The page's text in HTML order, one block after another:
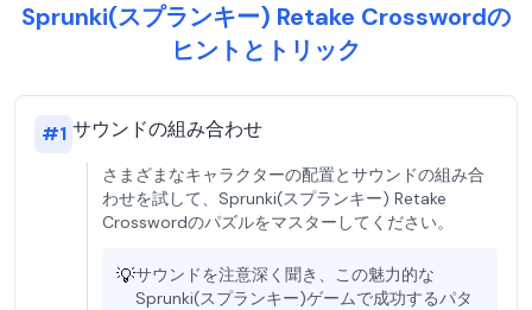
Sprunki(スプランキー) Retake Crosswordの
ヒントとトリック
#1 サウンドの組み合わせ
さまざまなキャラクターの配置とサウンドの組み合
わせを試して、Sprunki(スプランキー) Retake
Crosswordのパズルをマスターしてください。
💡サウンドを注意深く聞き、この魅力的な
Sprunki(スプランキー)ゲームで成功するパタ